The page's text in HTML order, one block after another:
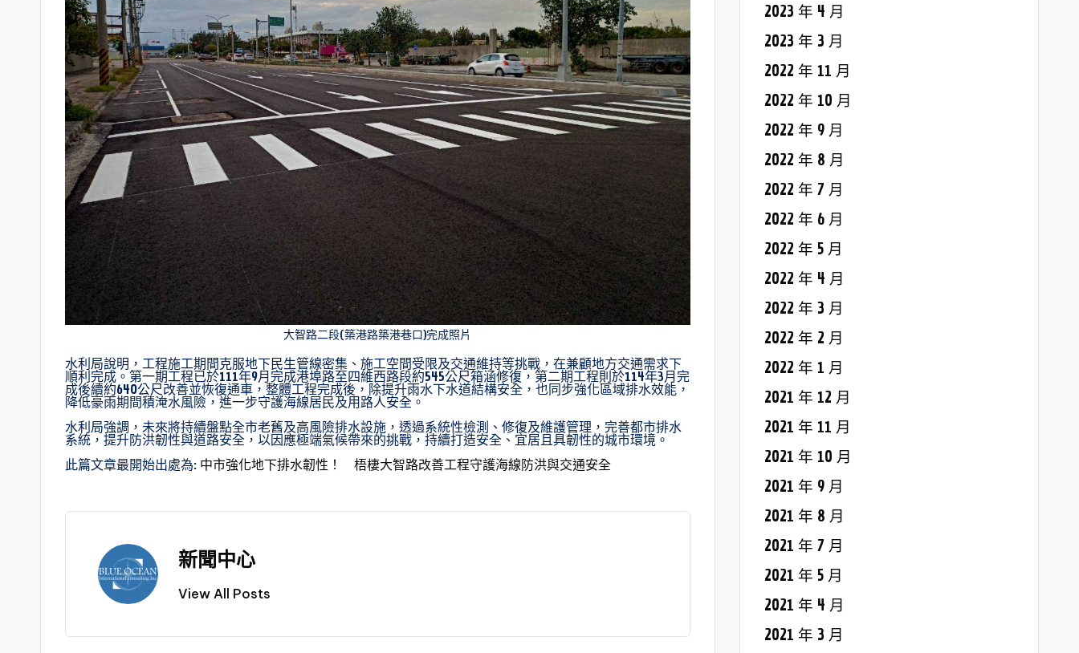
大智路二段(築港路築港巷口)完成照片
水利局說明，工程施工期間克服地下民生管線密集、施工空間受限及交通維持等挑戰，在兼顧地方交通需求下
順利完成。第一期工程已於111年9月完成港埠路至四維西路段約545公尺箱涵修復，第二期工程則於114年3月完
成後續約640公尺改善並恢復通車，整體工程完成後，除提升雨水下水道結構安全，也同步強化區域排水效能，
降低豪雨期間積淹水風險，進一步守護海線居民及用路人安全。
水利局強調，未來將持續盤點全市老舊及高風險排水設施，透過系統性檢測、修復及維護管理，完善都市排水
系統，提升防洪韌性與道路安全，以因應極端氣候帶來的挑戰，持續打造安全、宜居且具韌性的城市環境。
此篇文章最開始出處為: 中市強化地下排水韌性！ 梧棲大智路改善工程守護海線防洪與交通安全
新聞中心
View All Posts
2023 年 4 月
2023 年 3 月
2022 年 11 月
2022 年 10 月
2022 年 9 月
2022 年 8 月
2022 年 7 月
2022 年 6 月
2022 年 5 月
2022 年 4 月
2022 年 3 月
2022 年 2 月
2022 年 1 月
2021 年 12 月
2021 年 11 月
2021 年 10 月
2021 年 9 月
2021 年 8 月
2021 年 7 月
2021 年 5 月
2021 年 4 月
2021 年 3 月